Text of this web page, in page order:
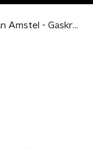
Druktemaker Kees van Amstel - Gaskraan